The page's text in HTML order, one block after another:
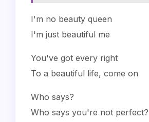
I'm no beauty queen
I'm just beautiful me
You've got every right
To a beautiful life, come on
Who says?
Who says you're not perfect?